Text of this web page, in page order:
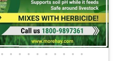
• • • • • • • • • •